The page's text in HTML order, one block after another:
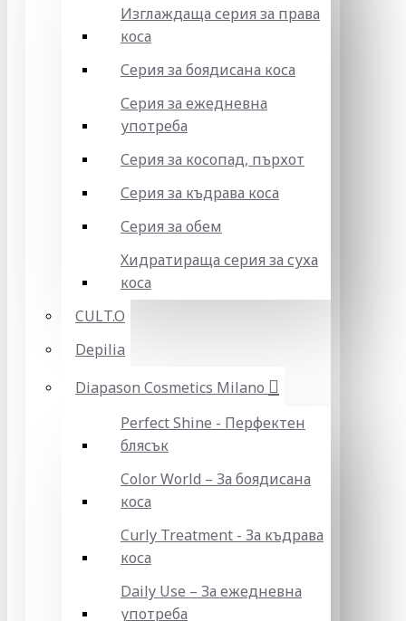
Изглаждаща серия за права
коса
Серия за боядисана коса
Серия за ежедневна
употреба
Серия за косопад, пърхот
Серия за къдрава коса
Серия за обем
Хидратираща серия за суха
коса
CULT.O
Depilia
Diapason Cosmetics Milano
Perfect Shine - Перфектен
блясък
Color World – За боядисана
коса
Curly Treatment - За къдрава
коса
Daily Use – За ежедневна
употреба